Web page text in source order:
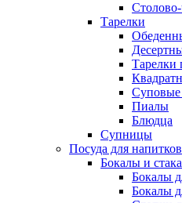
Тарелки
Тарелки
Пиалы
Блюдца
Супницы
Посуда для напитков
Бокалы и
Бокалы
Бокалы